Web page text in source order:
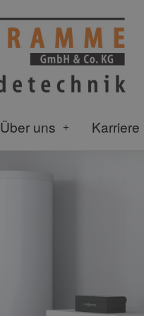
Über uns Karriere